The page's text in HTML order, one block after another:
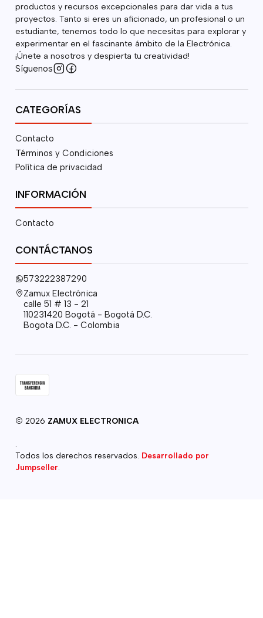
productos y recursos excepcionales para dar vida a tus
proyectos. Tanto si eres un aficionado, un profesional o un
estudiante, tenemos todo lo que necesitas para explorar y
experimentar en el fascinante ámbito de la Electrónica.
¡Únete a nosotros y despierta tu creatividad!
Síguenos
CATEGORÍAS
Contacto
Términos y Condiciones
Política de privacidad
INFORMACIÓN
Contacto
CONTÁCTANOS
573222387290
Zamux Electrónica
calle 51 # 13 - 21
110231420 Bogotá - Bogotá D.C.
Bogota D.C. - Colombia
2026 ZAMUX ELECTRONICA
Todos los derechos reservados. Desarrollado por
Jumpseller